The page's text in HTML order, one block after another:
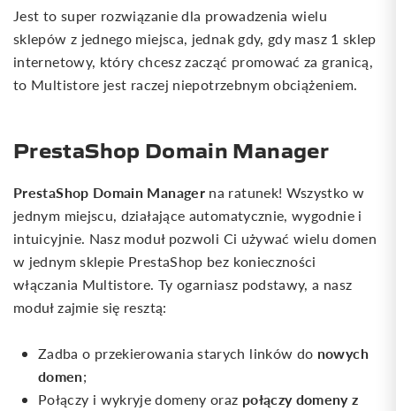
Jest to super rozwiązanie dla prowadzenia wielu
sklepów z jednego miejsca, jednak gdy, gdy masz 1 sklep
internetowy, który chcesz zacząć promować za granicą,
to Multistore jest raczej niepotrzebnym obciążeniem.
PrestaShop Domain Manager
PrestaShop Domain Manager na ratunek! Wszystko w
jednym miejscu, działające automatycznie, wygodnie i
intuicyjnie. Nasz moduł pozwoli Ci używać wielu domen
w jednym sklepie PrestaShop bez konieczności
włączania Multistore. Ty ogarniasz podstawy, a nasz
moduł zajmie się resztą:
Zadba o przekierowania starych linków do nowych
domen;
Połączy i wykryje domeny oraz połączy domeny z